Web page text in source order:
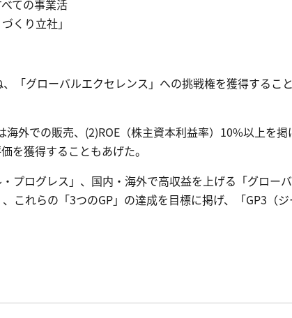
ての事業活
くり立社」
「グローバルエクセレンス」への挑戦権を獲得するこ
外での販売、(2)ROE（株主資本利益率）10%以上を掲
を獲得することもあげた。
プログレス」、国内・海外で高収益を上げる「グロー
これらの「3つのGP」の達成を目標に掲げ、「GP3（